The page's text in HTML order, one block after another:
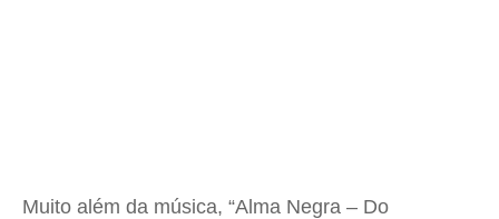
Muito além da música, “Alma Negra – Do